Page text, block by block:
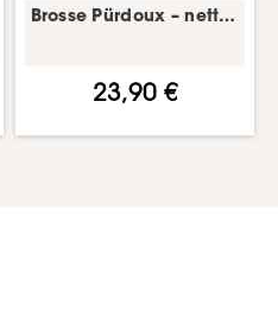
Brosse Pürdoux – nettoyage tuyau CPAP
23,90 €